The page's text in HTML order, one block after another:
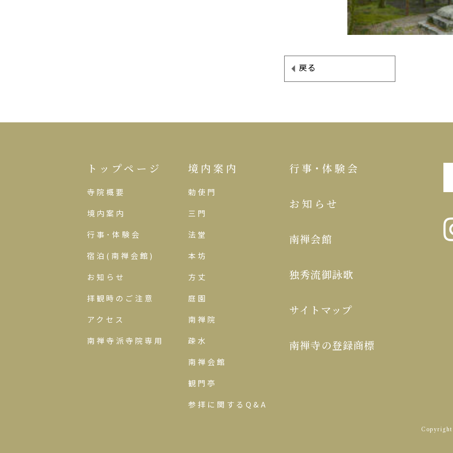
戻る
トップページ
寺院概要
境内案内
行事･体験会
宿泊(南禅会館)
お知らせ
拝観時のご注意
アクセス
南禅寺派寺院専用
境内案内
勅使門
三門
法堂
本坊
方丈
庭園
南禅院
疎水
南禅会館
観門亭
参拝に関するQ&A
行事･体験会
お知らせ
南禅会館
独秀流御詠歌
サイトマップ
南禅寺の登録商標